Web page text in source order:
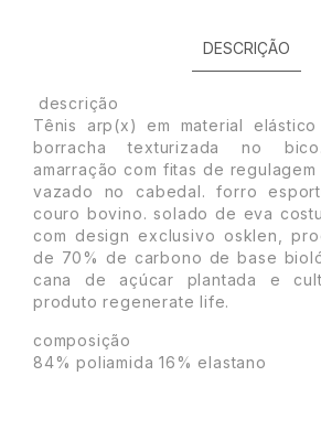
DESCRIÇÃO
descrição
Tênis arp(x) em material
borracha texturizada no
amarração com fitas de
vazado no cabedal. forro
couro bovino. solado de eva
com design exclusivo osklen,
de 70% de carbono de base
cana de açúcar plantada e
produto regenerate life.
composição
84% poliamida 16% elastano